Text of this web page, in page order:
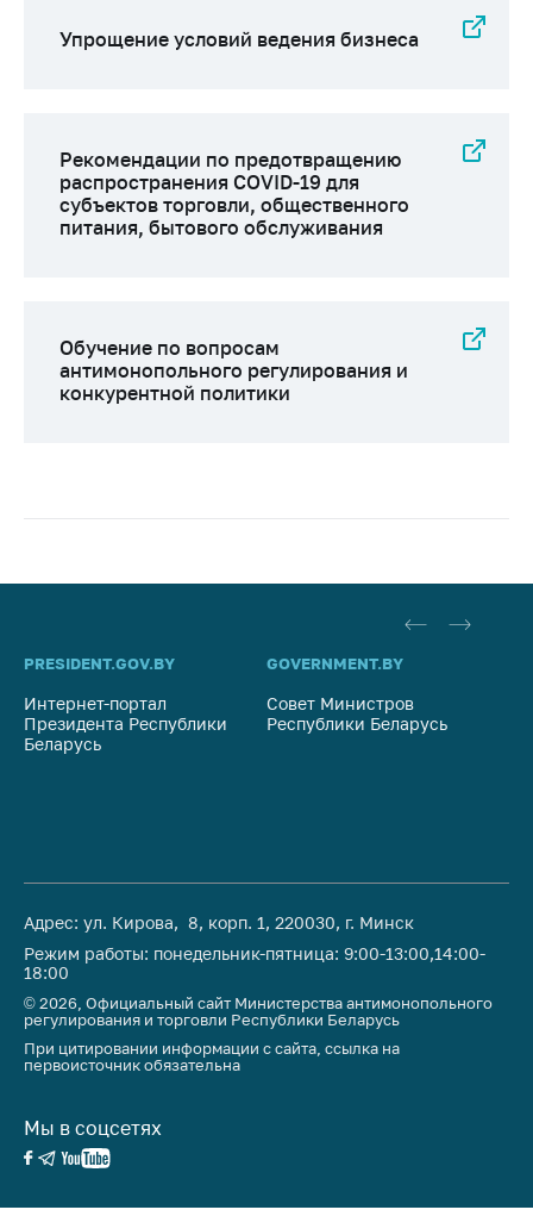
Упрощение условий ведения бизнеса
Рекомендации по предотвращению
распространения COVID-19 для
субъектов торговли, общественного
питания, бытового обслуживания
Обучение по вопросам
антимонопольного регулирования и
конкурентной политики
PRESIDENT.GOV.BY
Интернет-портал
Президента Республики
Беларусь
GOVERNMENT.BY
Совет Министров
Республики Беларусь
Адрес: ул. Кирова, 8, корп. 1, 220030, г. Минск
Режим работы: понедельник-пятница: 9:00-13:00,14:00-
18:00
© 2026, Официальный сайт Министерства антимонопольного
регулирования и торговли Республики Беларусь
При цитировании информации с сайта, ссылка на
первоисточник обязательна
Мы в соцсетях